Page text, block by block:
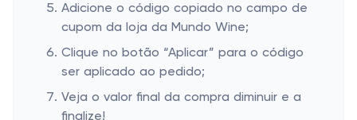
Adicione o código copiado no campo de
cupom da loja da Mundo Wine;
Clique no botão “Aplicar” para o código
ser aplicado ao pedido;
Veja o valor final da compra diminuir e a
finalize!